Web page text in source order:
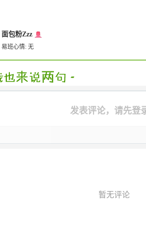
面包粉Zzz
易班心情: 无
发表评论，请先登
暂无评论